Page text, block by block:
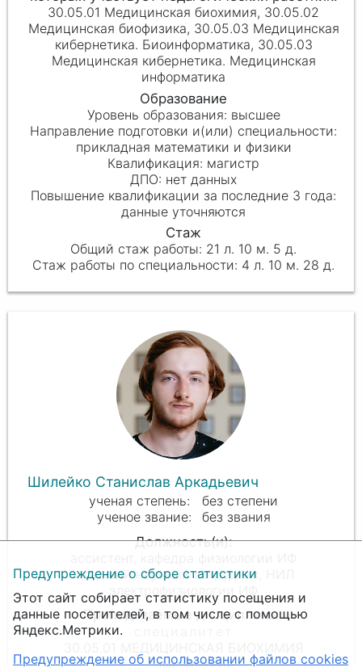
30.05.01 Медицинская биохимия, 30.05.02
Медицинская биофизика, 30.05.03 Медицинская
кибернетика. Биоинформатика, 30.05.03
Медицинская кибернетика. Медицинская
информатика
высшее
прикладная математики и физики
магистр
нет данных
данные уточняются
21 л. 10 м. 5 д.
4 л. 10 м. 28 д.
Шилейко Станислав Аркадьевич
без степени
без звания
младший научный сотрудник, НИЛ
Предупреждение о сборе статистики
Этот сайт собирает статистику посещения и
данные посетителей, в том числе с помощью
Яндекс.Метрики.
Предупреждение об использовании файлов cookies